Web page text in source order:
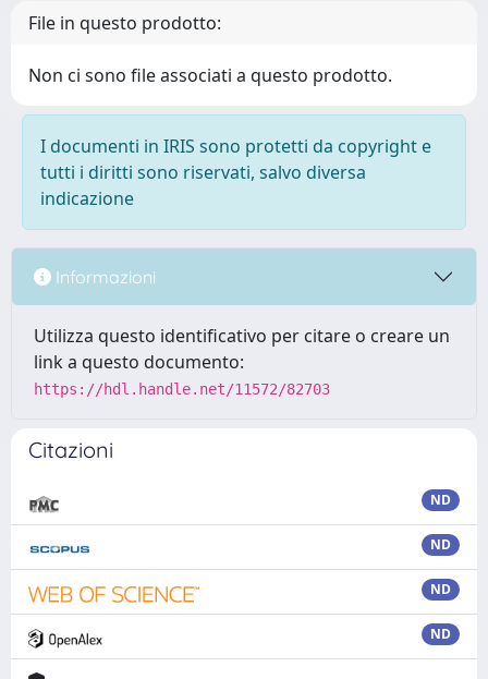
File in questo prodotto:
Non ci sono file associati a questo prodotto.
I documenti in IRIS sono protetti da copyright e
tutti i diritti sono riservati, salvo diversa
indicazione
Informazioni
Utilizza questo identificativo per citare o creare un
link a questo documento:
https://hdl.handle.net/11572/82703
Citazioni
ND
ND
ND
ND